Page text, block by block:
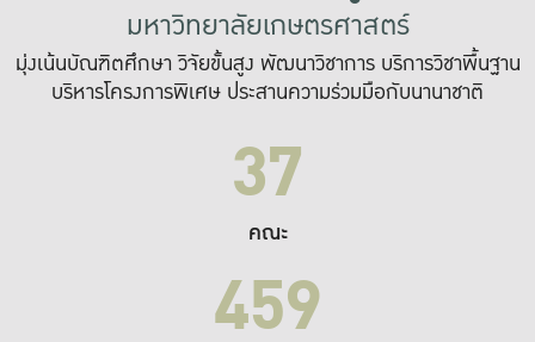
มหาวิทยาลัยเกษตรศาสตร์
มุ่งเน้นบัณฑิตศึกษา วิจัยขั้นสูง พัฒนาวิชาการ บริการวิชาพื้นฐาน
บริหารโครงการพิเศษ ประสานความร่วมมือกับนานาชาติ
37
คณะ
459